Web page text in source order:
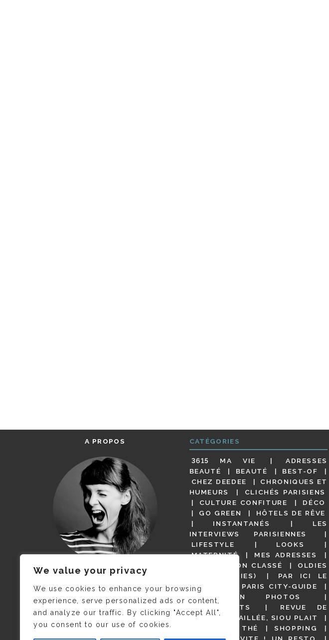
We value your privacy
We use cookies to enhance your browsing
experience, serve personalized ads or content,
and analyze our traffic. By clicking "Accept All",
you consent to our use of cookies.
A PROPOS
JE M’APPELLE DELPHINE MAIS
C’EST ©CAMILLE COLLIN QUI A
PRIS CETTE PHOTO !
CATÉGORIES
3615 MA VIE
ADRESSES
BEAUTÉ
BEAUTÉ
BEST-OF
CHEZ DEEDEE
CHRONIQUES ET
HUMEURS
CLICHÉS PARISIENS
CULTURE CONFITURE
DÉCO
GO GREEN
HÔTELS DE RÊVE
INSTANTANÉS
LES
INTERVIEWS PARISIENNES
LIFESTYLE
LOOKS
MATERNITÉ
MES ADRESSES
NON CLASSÉ
OLDIES
(BUT GOODIES)
PAR ICI LE
MAGOT !
PARIS CITY-GUIDE
PARIS EN PHOTOS
RESTAURANTS
REVUE DE
PRESSE DÉTAILLÉE, SIOU PLAIT
SALONS DE THÉ
SHOPPING
VIDÉOS
VITE ! UN RESTO